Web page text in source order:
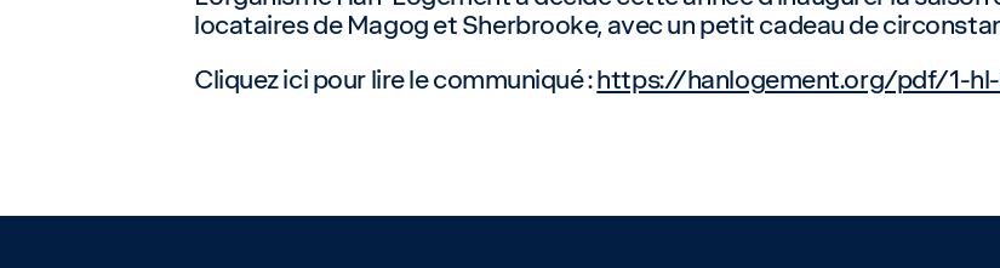
locataires de Magog et Sherbrooke, avec un petit cadeau de
Cliquez ici pour lire le communiqué :https://hanlogement.org/pdf/1-